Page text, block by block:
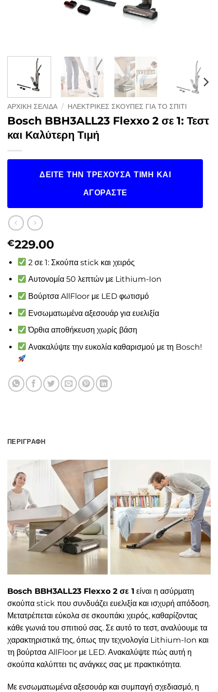
ΑΡΧΙΚΉ ΣΕΛΊΔΑ / ΗΛΕΚΤΡΙΚΈΣ ΣΚΟΎΠΕΣ ΓΙΑ ΤΟ ΣΠΊΤΙ
Bosch BBH3ALL23 Flexxo 2 σε 1: Τεστ
και Καλύτερη Τιμή
ΔΕΊΤΕ ΤΗΝ ΤΡΈΧΟΥΣΑ ΤΙΜΉ ΚΑΙ
ΑΓΟΡΆΣΤΕ
€229.00
2 σε 1: Σκούπα stick και χειρός
Αυτονομία 50 λεπτών με Lithium-Ion
Βούρτσα AllFloor με LED φωτισμό
Ενσωματωμένα αξεσουάρ για ευελιξία
Όρθια αποθήκευση χωρίς βάση
Ανακαλύψτε την ευκολία καθαρισμού με τη Bosch!
ΠΕΡΙΓΡΑΦΉ
Bosch BBH3ALL23 Flexxo 2 σε 1 είναι η ασύρματη
σκούπα stick που συνδυάζει ευελιξία και ισχυρή απόδοση.
Μετατρέπεται εύκολα σε σκουπάκι χειρός, καθαρίζοντας
κάθε γωνιά του σπιτιού σας. Σε αυτό το τεστ, αναλύουμε τα
χαρακτηριστικά της, όπως την τεχνολογία Lithium-Ion και
τη βούρτσα AllFloor με LED. Ανακαλύψτε πώς αυτή η
σκούπα καλύπτει τις ανάγκες σας με πρακτικότητα.
Με ενσωματωμένα αξεσουάρ και συμπαγή σχεδιασμό, η